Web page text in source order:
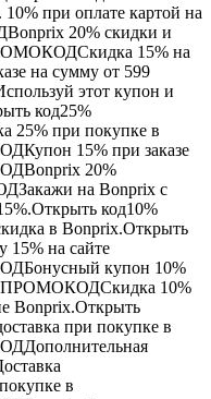
при оплате картой на
Bonprix 20% скидки и
Скидка 15% на
на сумму от 599
этот купон и
код25%
25% при покупке в
Купон 15% при заказе
Bonprix 20%
Закажи на Bonprix с
код10%
в Bonprix.Открыть
15% на сайте
Бонусный купон 10%
ПРОМОКОДСкидка 10%
Bonprix.Открыть
при покупке в
Дополнительная
в